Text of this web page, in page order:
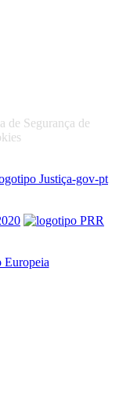
de Segurança de